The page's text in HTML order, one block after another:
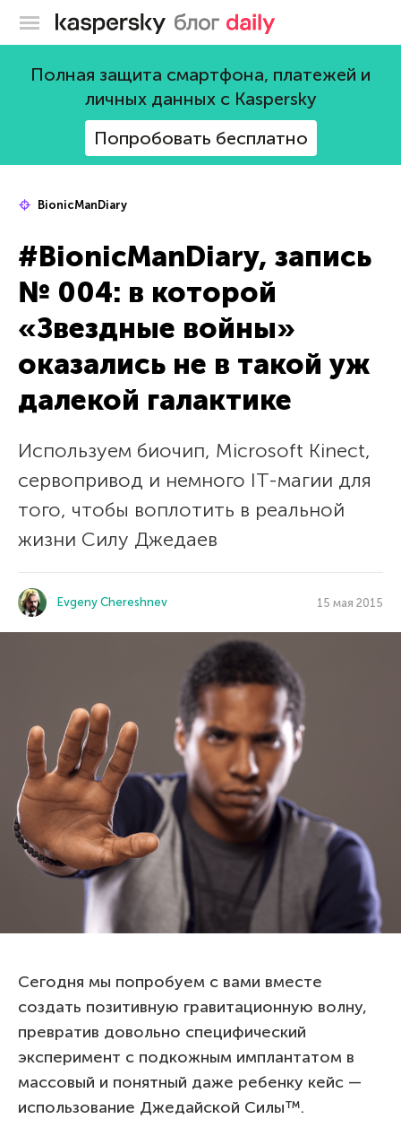
Блог Касперского
Полная защита смартфона, платежей и
личных данных с Kaspersky
Попробовать бесплатно
BionicManDiary
#BionicManDiary, запись
№ 004: в которой
«Звездные войны»
оказались не в такой уж
далекой галактике
Используем биочип, Microsoft Kinect,
сервопривод и немного IT-магии для
того, чтобы воплотить в реальной
жизни Силу Джедаев
Evgeny Chereshnev 15 мая 2015
Сегодня мы попробуем с вами вместе
создать позитивную гравитационную волну,
превратив довольно специфический
эксперимент с подкожным имплантатом в
массовый и понятный даже ребенку кейс —
использование Джедайской Силы™.